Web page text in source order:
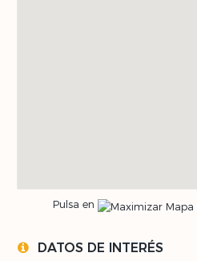
Pulsa en
DATOS DE INTERÉS